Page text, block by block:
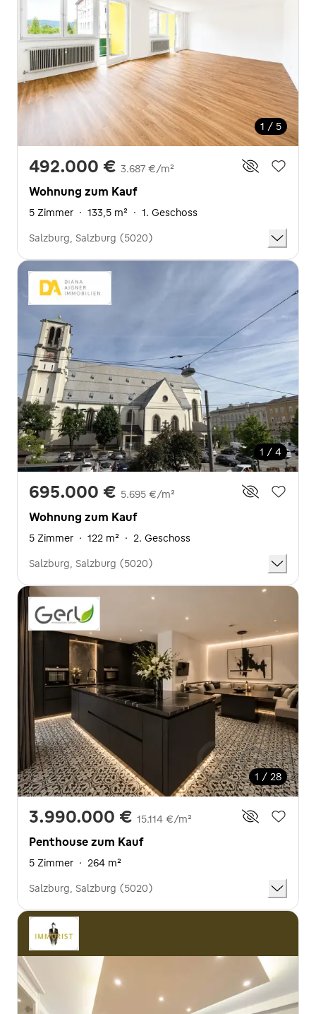
1 / 5
492.000 € 3.687 €/m²
Wohnung zum Kauf
5 Zimmer · 133,5 m² · 1. Geschoss
Salzburg, Salzburg (5020)
1 / 4
695.000 € 5.695 €/m²
Wohnung zum Kauf
5 Zimmer · 122 m² · 2. Geschoss
Salzburg, Salzburg (5020)
1 / 28
3.990.000 € 15.114 €/m²
Penthouse zum Kauf
5 Zimmer · 264 m²
Salzburg, Salzburg (5020)